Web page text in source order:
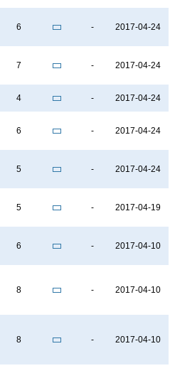
6 - 2017-04-24
7 - 2017-04-24
4 - 2017-04-24
6 - 2017-04-24
5 - 2017-04-24
5 - 2017-04-19
6 - 2017-04-10
8 - 2017-04-10
8 - 2017-04-10